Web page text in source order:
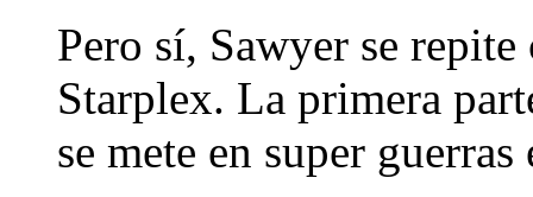
Pero sí, Sawyer se
Starplex. La primera
se mete en super